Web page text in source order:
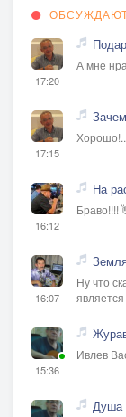
17:20
А мне
17:15
16:12
На
Браво!!!!
16:07
Ну что
15:36
Ивлев
Душа